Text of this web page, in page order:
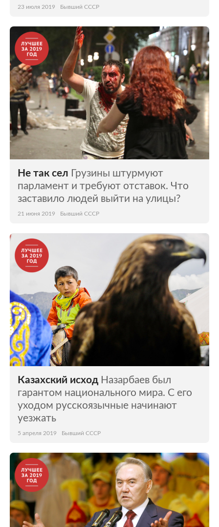
23 июля 2019 Бывший СССР
Не так сел Грузины штурмуют
парламент и требуют отставок. Что
заставило людей выйти на улицы?
21 июня 2019 Бывший СССР
Казахский исход Назарбаев был
гарантом национального мира. С его
уходом русскоязычные начинают
уезжать
5 апреля 2019 Бывший СССР